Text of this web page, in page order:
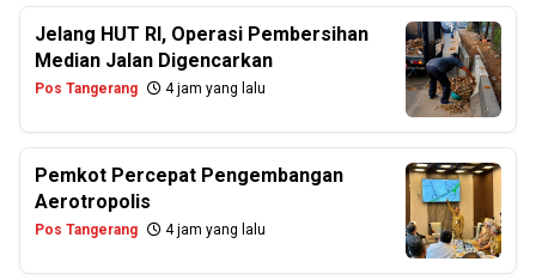
Jelang HUT RI, Operasi Pembersihan
Median Jalan Digencarkan
Pos Tangerang 4 jam yang lalu
Pemkot Percepat Pengembangan
Aerotropolis
Pos Tangerang 4 jam yang lalu